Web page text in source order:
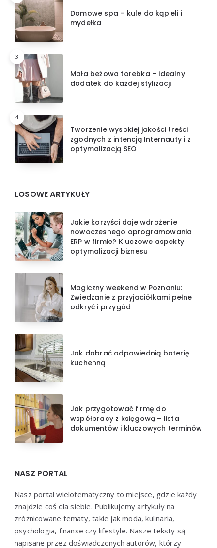
Domowe spa – kule do kąpieli i
mydełka
3
Mała beżowa torebka – idealny
dodatek do każdej stylizacji
4
Tworzenie wysokiej jakości treści
zgodnych z intencją Internauty i z
optymalizacją SEO
LOSOWE ARTYKUŁY
Jakie korzyści daje wdrożenie
nowoczesnego oprogramowania
ERP w firmie? Kluczowe aspekty
optymalizacji biznesu
Magiczny weekend w Poznaniu:
Zwiedzanie z przyjaciółkami pełne
odkryć i przygód
Jak dobrać odpowiednią baterię
kuchenną
Jak przygotować firmę do
współpracy z księgową – lista
dokumentów i kluczowych terminów
NASZ PORTAL
Nasz portal wielotematyczny to miejsce, gdzie każdy
znajdzie coś dla siebie. Publikujemy artykuły na
zróżnicowane tematy, takie jak moda, kulinaria,
psychologia, finanse czy lifestyle. Nasze teksty są
napisane przez doświadczonych autorów, którzy